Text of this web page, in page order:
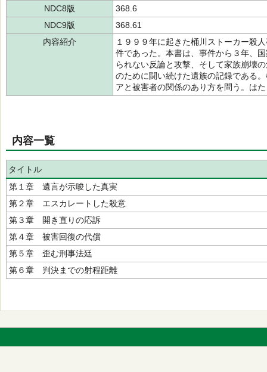
NDC8版
368.6
NDC9版
368.61
内容紹介
１９９９年に起きた桶川ストーカー殺
件であった。本書は、事件から３年、
られない反論と攻撃、そして家族崩壊
のために闘い続けた遺族の記録である
アと被害者の関係のあり方を問う。は
内容一覧
タイトル
第１章 遺言が示唆した真実
第２章 エスカレートした殺意
第３章 開き直りの応訴
第４章 被害回復の代償
第５章 歪む刑事法廷
第６章 判決までの射程距離